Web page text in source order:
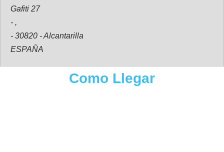
Gafiti 27
- ,
- 30820 - Alcantarilla
ESPAÑA
Como Llegar